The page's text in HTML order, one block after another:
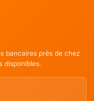
bancaires près de chez
disponibles.